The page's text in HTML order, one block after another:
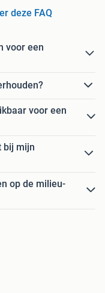
deze FAQ
voor een
voor een
bij mijn
op de milieu-